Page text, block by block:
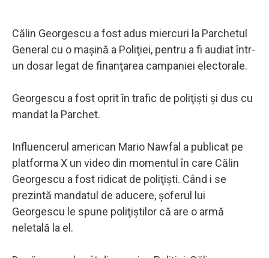
Călin Georgescu a fost adus miercuri la Parchetul
General cu o maşină a Poliţiei, pentru a fi audiat într-
un dosar legat de finanţarea campaniei electorale.
Georgescu a fost oprit în trafic de poliţişti şi dus cu
mandat la Parchet.
Influencerul american Mario Nawfal a publicat pe
platforma X un video din momentul în care Călin
Georgescu a fost ridicat de poliţişti. Când i se
prezintă mandatul de aducere, şoferul lui
Georgescu le spune poliţiştilor că are o armă
neletală la el.